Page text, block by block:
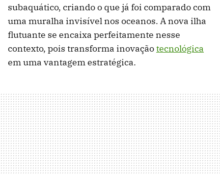
subaquático, criando o que já foi comparado com
uma muralha invisível nos oceanos. A nova ilha
flutuante se encaixa perfeitamente nesse
contexto, pois transforma inovaçãotecnológica
em uma vantagem estratégica.